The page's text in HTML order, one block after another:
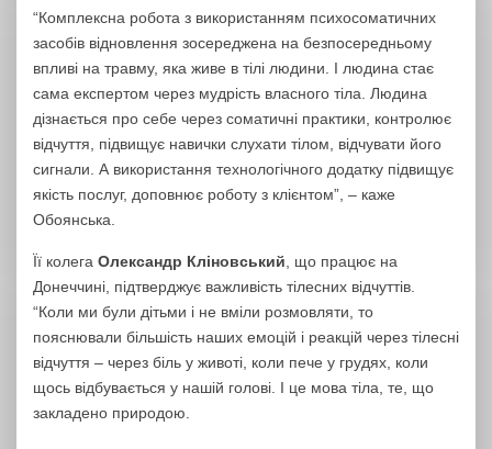
“Комплексна робота з використанням психосоматичних
засобів відновлення зосереджена на безпосередньому
впливі на травму, яка живе в тілі людини. І людина стає
сама експертом через мудрість власного тіла. Людина
дізнається про себе через соматичні практики, контролює
відчуття, підвищує навички слухати тілом, відчувати його
сигнали. А використання технологічного додатку підвищує
якість послуг, доповнює роботу з клієнтом”, – каже
Обоянська.
Її колега Олександр Кліновський , що працює на
Донеччині, підтверджує важливість тілесних відчуттів.
“Коли ми були дітьми і не вміли розмовляти, то
пояснювали більшість наших емоцій і реакцій через тілесні
відчуття – через біль у животі, коли пече у грудях, коли
щось відбувається у нашій голові. І це мова тіла, те, що
закладено природою.